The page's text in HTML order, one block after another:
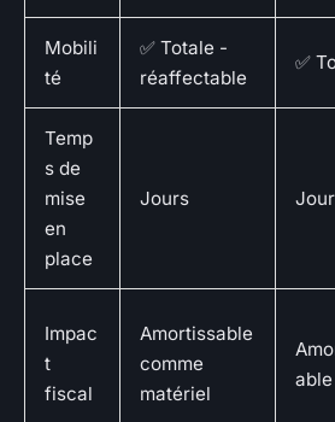
Mobili
té
✅ Totale -
réaffectable
✅
Temp
s de
mise
en
place
Jours
Impac
t
fiscal
Amortissable
comme
matériel
able